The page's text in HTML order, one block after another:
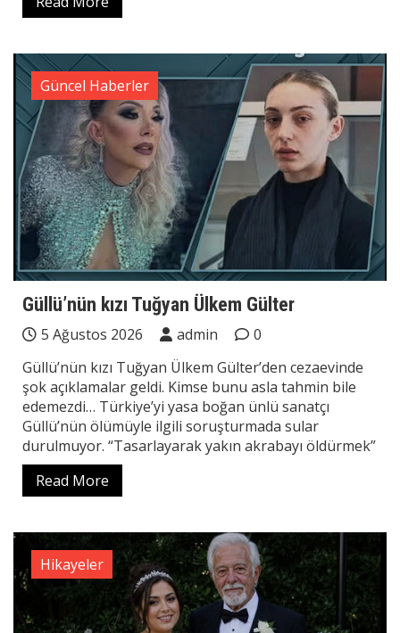
Güncel Haberler
Güllü’nün kızı Tuğyan Ülkem Gülter
5 Ağustos 2026 admin
0
Güllü’nün kızı Tuğyan Ülkem Gülter’den cezaevinde
şok açıklamalar geldi. Kimse bunu asla tahmin bile
edemezdi… Türkiye’yi yasa boğan ünlü sanatçı
Güllü’nün ölümüyle ilgili soruşturmada sular
durulmuyor. “Tasarlayarak yakın akrabayı öldürmek”
Read More
Hikayeler